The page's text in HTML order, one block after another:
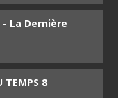
- La Dernière
TEMPS 8